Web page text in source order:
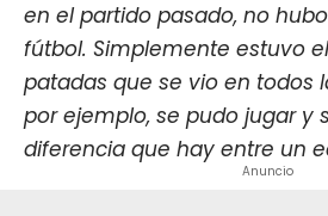
en el partido pasado, no
fútbol. Simplemente estuvo
patadas que se vio en todos
por ejemplo, se pudo jugar y
diferencia que hay entre un
Anuncio